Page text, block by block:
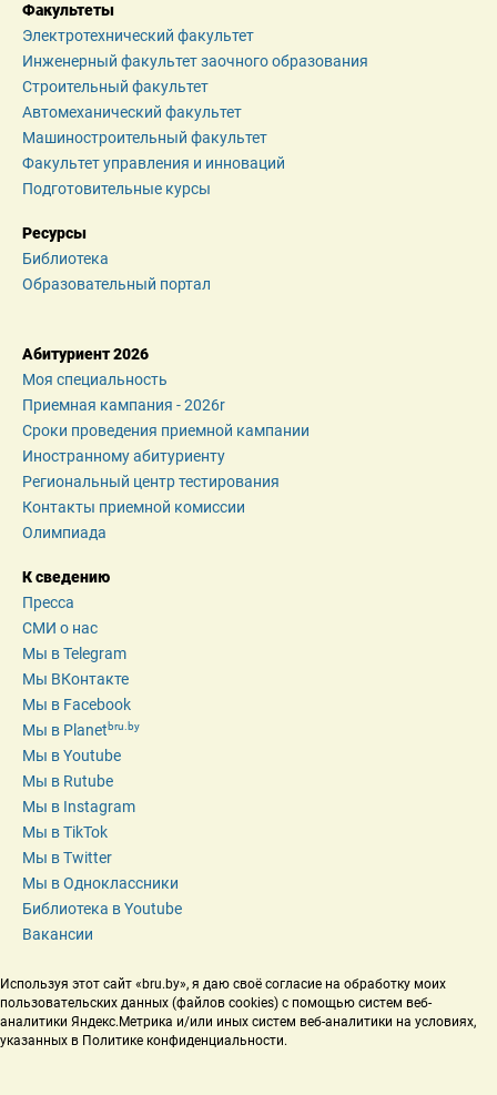
Факультеты
Электротехнический факультет
Инженерный факультет заочного образования
Строительный факультет
Автомеханический факультет
Машиностроительный факультет
Факультет управления и инноваций
Подготовительные курсы
Ресурсы
Библиотека
Образовательный портал
Абитуриент 2026
Моя специальность
Приемная кампания - 2026r
Сроки проведения приемной кампании
Иностранному абитуриенту
Региональный центр тестирования
Контакты приемной комиссии
Олимпиада
К сведению
Пресса
СМИ о нас
Мы в Telegram
Мы ВКонтакте
Мы в Facebook
Мы в Planetbru.by
Мы в Youtube
Мы в Rutube
Мы в Instagram
Мы в TikTok
Мы в Twitter
Мы в Одноклассники
Библиотека в Youtube
Вакансии
Используя этот сайт «bru.by», я даю своё согласие на обработку моих
пользовательских данных (файлов cookies) с помощью систем веб-
аналитики Яндекс.Метрика и/или иных систем веб-аналитики на условиях,
указанных в Политике конфиденциальности.